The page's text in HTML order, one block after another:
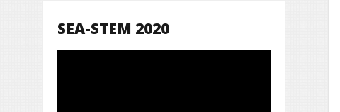
SEA-STEM 2020
Pemutar